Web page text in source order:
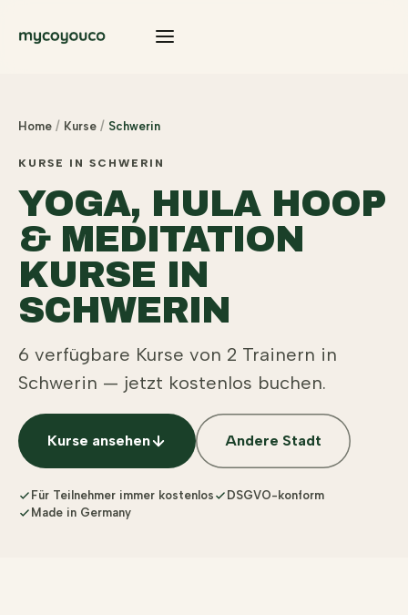
Home / Kurse / Schwerin
KURSE IN SCHWERIN
YOGA, HULA HOOP
& MEDITATION
KURSE IN
SCHWERIN
6 verfügbare Kurse von 2 Trainern in
Schwerin — jetzt kostenlos buchen.
Kurse ansehen Andere Stadt
Für Teilnehmer immer kostenlos
DSGVO-konform
Made in Germany